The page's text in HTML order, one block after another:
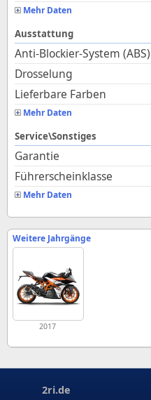
Mehr Daten
Ausstattung
Anti-Blockier-System (ABS)
Drosselung
Lieferbare Farben
Mehr Daten
Service\Sonstiges
Garantie
Führerscheinklasse
Mehr Daten
Weitere Jahrgänge
2017
2ri.de